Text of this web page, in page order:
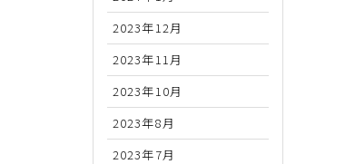
2023年12月
2023年11月
2023年10月
2023年8月
2023年7月